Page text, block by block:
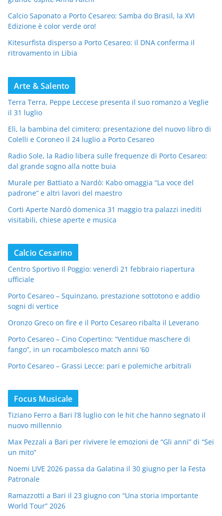
Calcio Saponato a Porto Cesareo: Samba do Brasil, la XVI
Edizione è color verde oro!
Kitesurfista disperso a Porto Cesareo: il DNA conferma il
ritrovamento in Libia
Arte & Salento
Terra Terra, Peppe Leccese presenta il suo romanzo a Veglie
il 31 luglio
Elì, la bambina del cimitero: presentazione del nuovo libro di
Colelli e Coroneo il 24 luglio a Porto Cesareo
Radio Sole, la Radio libera sulle frequenze di Porto Cesareo:
dal grande sogno alla notte buia
Murale per Battiato a Nardò: Kabo omaggia “La voce del
padrone” e altri lavori del maestro
Corti Aperte Nardò domenica 31 maggio tra palazzi inediti
visitabili, chiese aperte e musica
Calcio Cesarino
Centro Sportivo Il Poggio: venerdì 21 febbraio riapertura
ufficiale
Porto Cesareo – Squinzano, prestazione sottotono e addio
sogni di vertice
Oronzo Greco on fire e il Porto Cesareo ribalta il Leverano
Porto Cesareo – Cino Copertino: “Ventidue maschere di
fango”, in un rocambolesco match anni ’60
Porto Cesareo – Grassi Lecce: pari e polemiche arbitrali
Focus Musicale
Tiziano Ferro a Bari l’8 luglio con le hit che hanno segnato il
nuovo millennio
Max Pezzali a Bari per rivivere le emozioni de “Gli anni” di “Sei
un mito”
Noemi LIVE 2026 passa da Galatina il 30 giugno per la Festa
Patronale
Ramazzotti a Bari il 23 giugno con “Una storia importante
World Tour” 2026